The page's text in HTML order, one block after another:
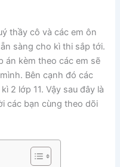
thầy cô và các em ôn
sàng cho kì thi sắp tới.
án kèm theo các em sẽ
Bên cạnh đó các
2 lớp 11. Vậy sau đây là
các bạn cùng theo dõi